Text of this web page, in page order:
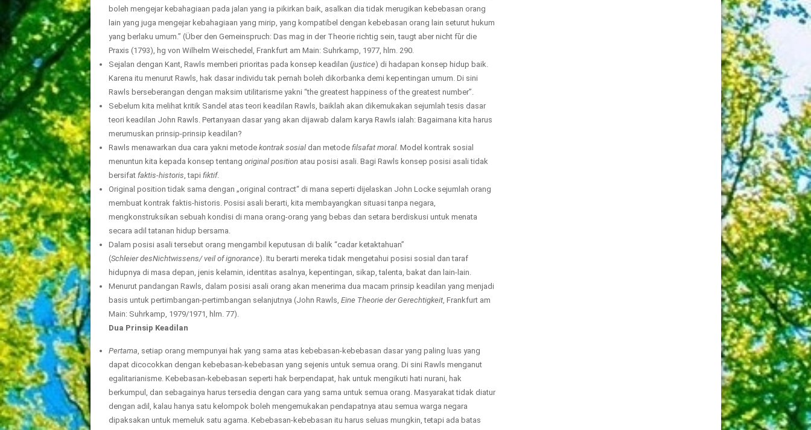
boleh mengejar kebahagiaan pada jalan yang ia pikirkan baik, asalkan dia tidak merugikan kebebasan orang
lain yang juga mengejar kebahagiaan yang mirip, yang kompatibel dengan kebebasan orang lain seturut hukum
yang berlaku umum.” (Über den Gemeinspruch: Das mag in der Theorie richtig sein, taugt aber nicht fȕr die
Praxis (1793), hg von Wilhelm Weischedel, Frankfurt am Main: Suhrkamp, 1977, hlm. 290.
Sejalan dengan Kant, Rawls memberi prioritas pada konsep keadilan (justice) di hadapan konsep hidup baik.
Karena itu menurut Rawls, hak dasar individu tak pernah boleh dikorbanka demi kepentingan umum. Di sini
Rawls berseberangan dengan maksim utilitarisme yakni “the greatest happiness of the greatest number”.
Sebelum kita melihat kritik Sandel atas teori keadilan Rawls, baiklah akan dikemukakan sejumlah tesis dasar
teori keadilan John Rawls. Pertanyaan dasar yang akan dijawab dalam karya Rawls ialah: Bagaimana kita harus
merumuskan prinsip-prinsip keadilan?
Rawls menawarkan dua cara yakni metode kontrak sosialdan metode filsafat moral. Model kontrak sosial
menuntun kita kepada konsep tentang original positionatau posisi asali. Bagi Rawls konsep posisi asali tidak
bersifat faktis-historis, tapi fiktif.
Original position tidak sama dengan „original contract“ di mana seperti dijelaskan John Locke sejumlah orang
membuat kontrak faktis-historis. Posisi asali berarti, kita membayangkan situasi tanpa negara,
mengkonstruksikan sebuah kondisi di mana orang-orang yang bebas dan setara berdiskusi untuk menata
secara adil tatanan hidup bersama.
Dalam posisi asali tersebut orang mengambil keputusan di balik “cadar ketaktahuan”
(Schleier desNichtwissens/ veil of ignorance). Itu berarti mereka tidak mengetahui posisi sosial dan taraf
hidupnya di masa depan, jenis kelamin, identitas asalnya, kepentingan, sikap, talenta, bakat dan lain-lain.
Menurut pandangan Rawls, dalam posisi asali orang akan menerima dua macam prinsip keadilan yang menjadi
basis untuk pertimbangan-pertimbangan selanjutnya (John Rawls, Eine Theorie der Gerechtigkeit, Frankfurt am
Main: Suhrkamp, 1979/1971, hlm. 77).
Dua Prinsip Keadilan
Pertama, setiap orang mempunyai hak yang sama atas kebebasan-kebebasan dasar yang paling luas yang
dapat dicocokkan dengan kebebasan-kebebasan yang sejenis untuk semua orang. Di sini Rawls menganut
egalitarianisme. Kebebasan-kebebasan seperti hak berpendapat, hak untuk mengikuti hati nurani, hak
berkumpul, dan sebagainya harus tersedia dengan cara yang sama untuk semua orang. Masyarakat tidak diatur
dengan adil, kalau hanya satu kelompok boleh mengemukakan pendapatnya atau semua warga negara
dipaksakan untuk memeluk satu agama. Kebebasan-kebebasan itu harus seluas mungkin, tetapi ada batas